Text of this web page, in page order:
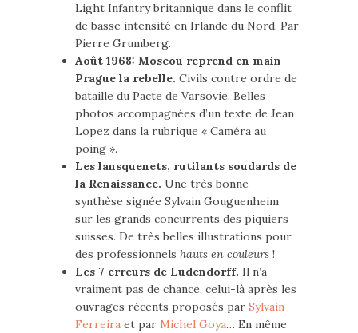
Light Infantry britannique dans le conflit
de basse intensité en Irlande du Nord. Par
Pierre Grumberg.
Août 1968: Moscou reprend en main
Prague la rebelle. Civils contre ordre de
bataille du Pacte de Varsovie. Belles
photos accompagnées d’un texte de Jean
Lopez dans la rubrique « Caméra au
poing ».
Les lansquenets, rutilants soudards de
la Renaissance. Une très bonne
synthèse signée Sylvain Gouguenheim
sur les grands concurrents des piquiers
suisses. De très belles illustrations pour
des professionnels hauts en couleurs !
Les 7 erreurs de Ludendorff. Il n’a
vraiment pas de chance, celui-là après les
ouvrages récents proposés par Sylvain
Ferreira et par Michel Goya… En même